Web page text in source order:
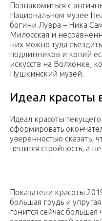
Познакомиться с
Национальном музее
богини Лувра – Ника
Милосская и
них можно туда
подлинников и копий
искусств на Волхонке,
Пушкинский музей.
Идеал красоты
Идеал красоты
сформировать
уверенностью сказать,
ценится стройность, а
Показатели красоты
большая грудь и
гонится сейчас большая